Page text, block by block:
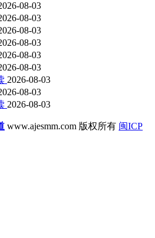
08-03
08-03
08-03
08-03
08-03
08-03
2026-08-03
08-03
2026-08-03
www.ajesmm.com 版权所有 闽ICP